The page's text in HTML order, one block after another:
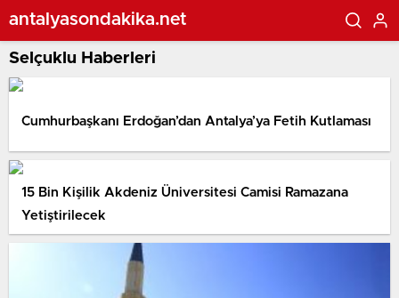
antalyasondakika.net
Selçuklu Haberleri
Cumhurbaşkanı Erdoğan’dan Antalya’ya Fetih Kutlaması
15 Bin Kişilik Akdeniz Üniversitesi Camisi Ramazana
Yetiştirilecek